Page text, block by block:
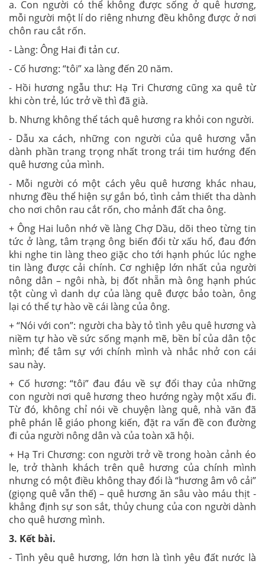
a. Con người có thể không được sống ở quê hương,
mỗi người một lí do riêng nhưng đều không được ở nơi
chôn rau cắt rốn.
- Làng: Ông Hai đi tản cư.
- Cố hương: “tôi” xa làng đến 20 năm.
- Hồi hương ngẫu thư: Hạ Tri Chương cũng xa quê từ
khi còn trẻ, lúc trở về thì đã già.
b. Nhưng không thể tách quê hương ra khỏi con người.
- Dẫu xa cách, những con người của quê hương vẫn
dành phần trang trọng nhất trong trái tim hướng đến
quê hương của mình.
- Mỗi người có một cách yêu quê hương khác nhau,
nhưng đều thể hiện sự gắn bó, tình cảm thiết tha dành
cho nơi chôn rau cắt rốn, cho mảnh đất cha ông.
+ Ông Hai luôn nhớ về làng Chợ Dầu, dõi theo từng tin
tức ở làng, tâm trạng ông biến đổi từ xấu hổ, đau đớn
khi nghe tin làng theo giặc cho tới hạnh phúc lúc nghe
tin làng được cải chính. Cơ nghiệp lớn nhất của người
nông dân – ngôi nhà, bị đốt nhẵn mà ông hạnh phúc
tột cùng vì danh dự của làng quê được bảo toàn, ông
lại có thể tự hào về cái làng của ông.
+ “Nói với con”: người cha bày tỏ tình yêu quê hương và
niềm tự hào về sức sống mạnh mẽ, bền bỉ của dân tộc
mình; để tâm sự với chính mình và nhắc nhở con cái
sau này.
+ Cố hương: “tôi” đau đáu về sự đổi thay của những
con người nơi quê hương theo hướng ngày một xấu đi.
Từ đó, không chỉ nói về chuyện làng quê, nhà văn đã
phê phán lễ giáo phong kiến, đặt ra vấn đề con đường
đi của người nông dân và của toàn xã hội.
+ Hạ Tri Chương: con người trở về trong hoàn cảnh éo
le, trở thành khách trên quê hương của chính mình
nhưng có một điều không thay đổi là “hương âm vô cải”
(giọng quê vẫn thế) – quê hương ăn sâu vào máu thịt -
khẳng định sự son sắt, thủy chung của con người dành
cho quê hương mình.
3. Kết bài.
- Tình yêu quê hương, lớn hơn là tình yêu đất nước là